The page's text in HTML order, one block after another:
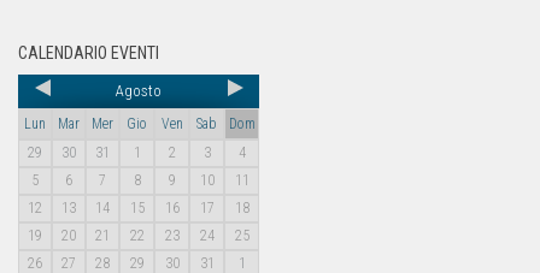
CALENDARIO EVENTI
Agosto
Lun Mar Mer Gio Ven Sab
Dom
29
30 31 1 2 3
4
5
6 7 8 9 10
11
12
13 14 15 16 17
18
19
20 21 22 23 24
25
26
27 28 29 30 31 1